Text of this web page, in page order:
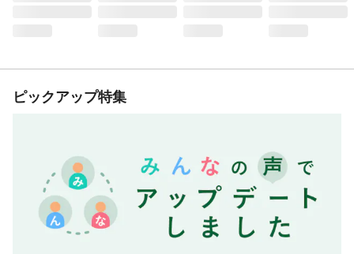
ピックアップ特集